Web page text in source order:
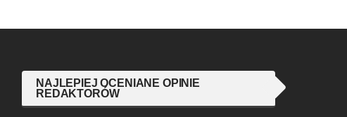
NAJLEPIEJ OCENIANE OPINIE
REDAKTORÓW